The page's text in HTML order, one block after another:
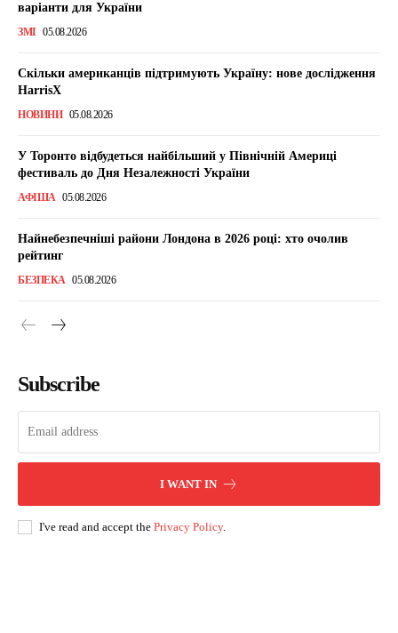
варіанти для України
ЗМІ 05.08.2026
Скільки американців підтримують Україну: нове дослідження
HarrisX
НОВИНИ 05.08.2026
У Торонто відбудеться найбільший у Північній Америці
фестиваль до Дня Незалежності України
АФІША 05.08.2026
Найнебезпечніші райони Лондона в 2026 році: хто очолив
рейтинг
БЕЗПЕКА 05.08.2026
Subscribe
I WANT IN
I've read and accept the Privacy Policy.